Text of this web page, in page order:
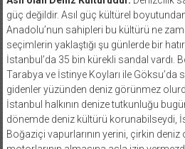
güç değildir. Asıl güç kültürel
Anadolu’nun sahipleri bu kültürü ne
seçimlerin yaklaştığı şu günlerde bir
İstanbul’da 35 bin kürekli sandal vardı.
Tarabya ve İstinye Koyları ile Göksu’da
gidenler yüzünden deniz görünmez
İstanbul halkının denize tutkunluğu
dönemde deniz kültürü korunabilseydi,
Boğaziçi vapurlarının yerini, çirkin
motorlarının almasına asla izin